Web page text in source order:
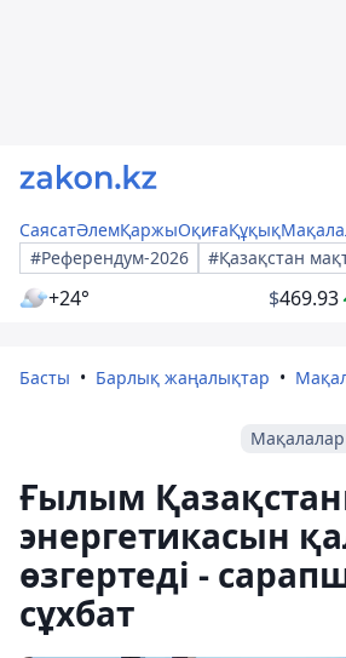
СаясатӘлемҚаржыОқиғаҚұқық
#Референдум-2026
#Қазақстан
+24° $469.93
Басты Барлық жаңалықтар
Мақалалар
Ғылым
энергетикасын
өзгертеді -
сұхбат